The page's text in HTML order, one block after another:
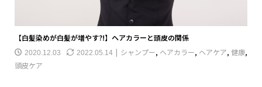
【白髪染めが白髪が増やす?!】ヘアカラーと頭皮の関係
2020.12.03 2022.05.14 シャンプー, ヘアカラー, ヘアケア, 健康,
頭皮ケア